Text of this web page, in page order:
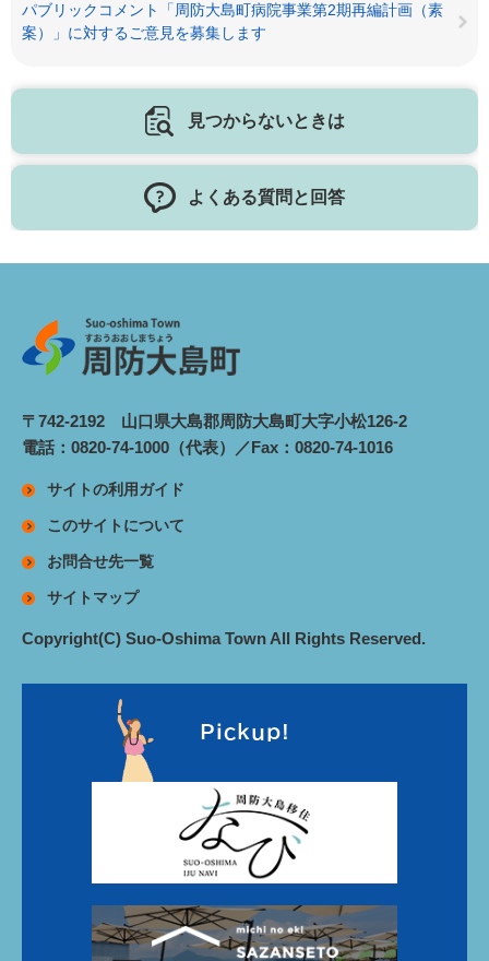
パブリックコメント「周防大島町病院事業第2期再編計画（素
案）」に対するご意見を募集します
見つからないときは
よくある質問と回答
〒742-2192 山口県大島郡周防大島町大字小松126-2
電話：0820-74-1000（代表）／Fax：0820-74-1016
サイトの利用ガイド
このサイトについて
お問合せ先一覧
サイトマップ
Copyright(C) Suo-Oshima Town All Rights Reserved.